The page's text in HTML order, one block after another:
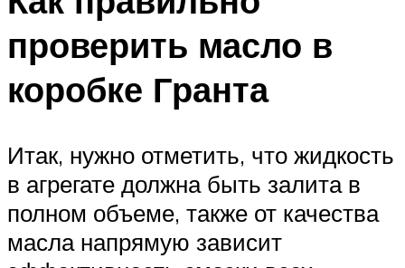
проверить масло в
коробке Гранта
Итак, нужно отметить, что жидкость
в агрегате должна быть залита в
полном объеме, также от качества
масла напрямую зависит